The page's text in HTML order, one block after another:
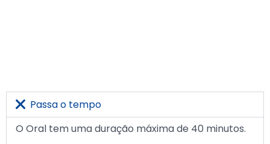
Passa o tempo
O Oral tem uma duração máxima de 40 minutos.